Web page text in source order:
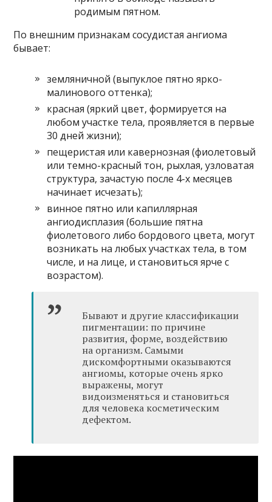
родимым пятном.
По внешним признакам сосудистая ангиома
бывает:
земляничной (выпуклое пятно ярко-
малинового оттенка);
красная (яркий цвет, формируется на
любом участке тела, проявляется в первые
30 дней жизни);
пещеристая или кавернозная (фиолетовый
или темно-красный тон, рыхлая, узловатая
структура, зачастую после 4-х месяцев
начинает исчезать);
винное пятно или капиллярная
ангиодисплазия (большие пятна
фиолетового либо бордового цвета, могут
возникать на любых участках тела, в том
числе, и на лице, и становиться ярче с
возрастом).
Бывают и другие классификации
пигментации: по причине
развития, форме, воздействию
на организм. Самыми
дискомфортными оказываются
ангиомы, которые очень ярко
выражены, могут
видоизменяться и становиться
для человека косметическим
дефектом.